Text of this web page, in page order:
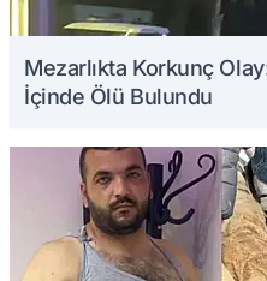
Mezarlıkta Korkunç
İçinde Ölü Bulundu